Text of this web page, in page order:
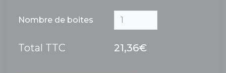
Nombre de boites
Total TTC 21,36€